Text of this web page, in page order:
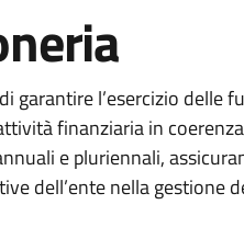
garantire l’esercizio delle
finanziaria in
e pluriennali,
dell’ente nella gestione